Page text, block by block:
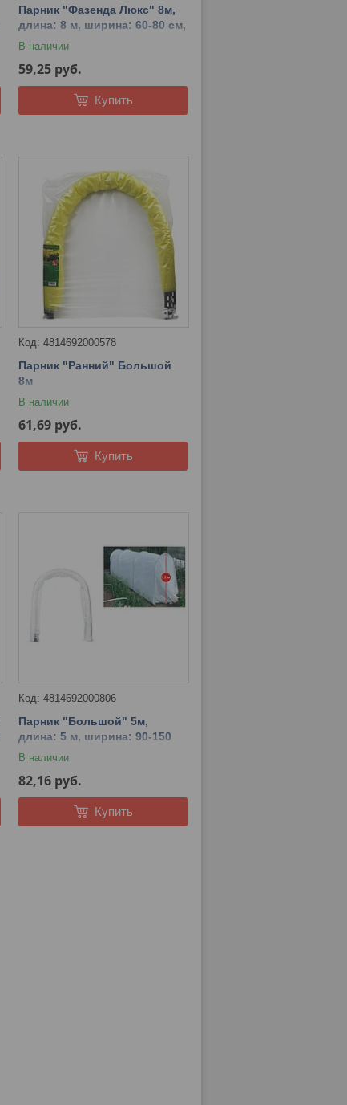
Парник "Фазенда Люкс" 8м,
длина: 8 м, ширина: 60-80 см,
высота: 85-80 см.
В наличии
59,25 руб.
Купить
4814692000578
Парник "Ранний" Большой
8м
В наличии
61,69 руб.
Купить
4814692000806
Парник "Большой" 5м,
длина: 5 м, ширина: 90-150
см, высота: 120-110 см.
В наличии
82,16 руб.
Купить